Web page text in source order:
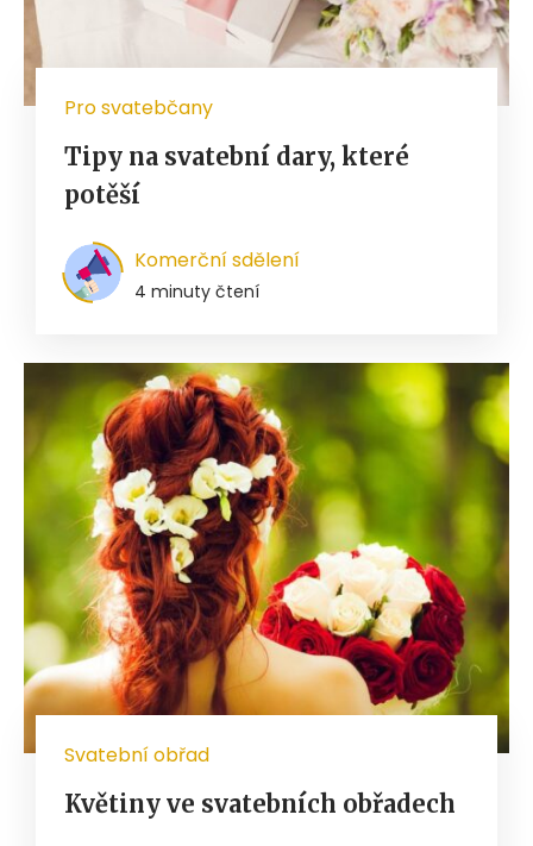
Pro svatebčany
Tipy na svatební dary, které
potěší
Komerční sdělení
4 minuty čtení
Svatební obřad
Květiny ve svatebních obřadech